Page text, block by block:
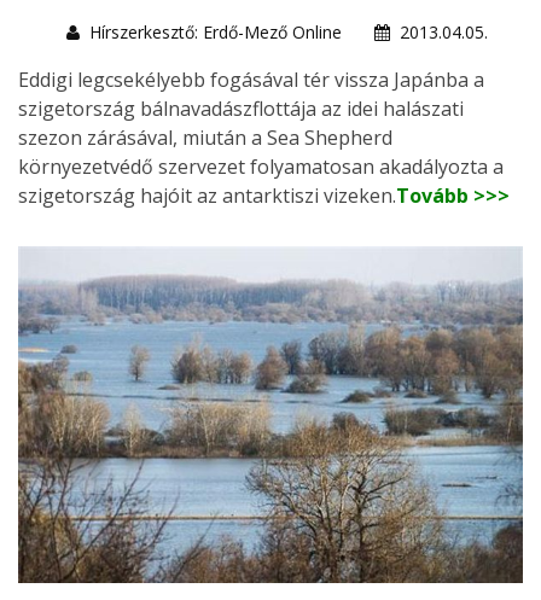
Hírszerkesztő: Erdő-Mező Online
2013.04.05.
Eddigi legcsekélyebb fogásával tér vissza Japánba a
szigetország bálnavadászflottája az idei halászati
szezon zárásával, miután a Sea Shepherd
környezetvédő szervezet folyamatosan akadályozta a
szigetország hajóit az antarktiszi vizeken.Tovább >>>